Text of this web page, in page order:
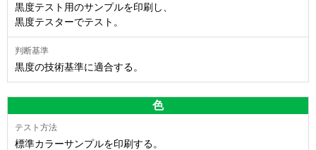
黒度テスト用のサンプルを印刷し、
黒度テスターでテスト。
黒度の技術基準に適合する。
色
標準カラーサンプルを印刷する。